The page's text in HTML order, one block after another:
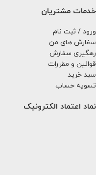
خدمات مشتریان
ورود / ثبت نام
سفارش های من
رهگیری سفارش
قوانین و مقررات
سبد خرید
تسویه حساب
نماد اعتماد الکترونیک